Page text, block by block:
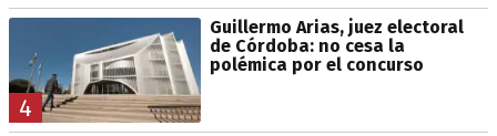
4
Guillermo Arias, juez electoral
de Córdoba: no cesa la
polémica por el concurso